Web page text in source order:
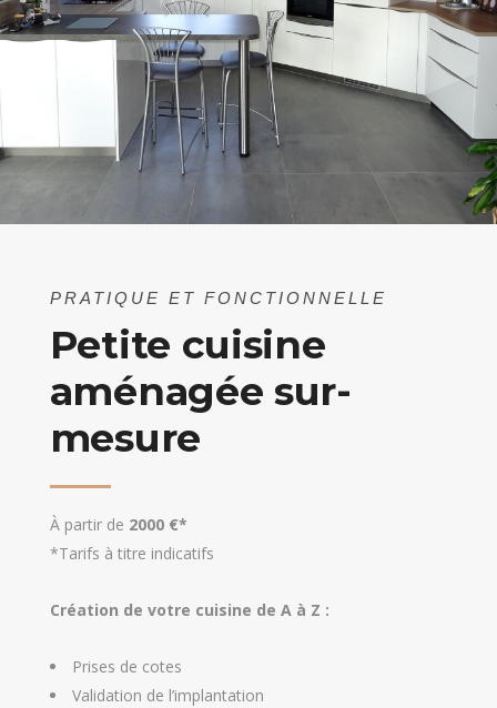
PRATIQUE ET FONCTIONNELLE
Petite cuisine
aménagée sur-
mesure
À partir de 2000 €*
*Tarifs à titre indicatifs
Création de votre cuisine de A à Z :
Prises de cotes
Validation de l’implantation